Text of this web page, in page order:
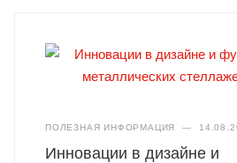
ПОЛЕЗНАЯ ИНФОРМАЦИЯ —
Инновации в дизайне и